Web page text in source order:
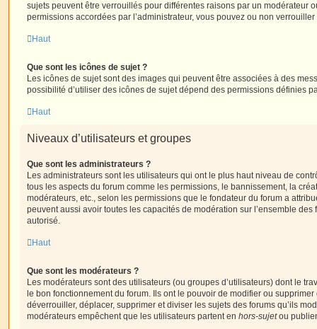
sujets peuvent être verrouillés pour différentes raisons par un modérateur
permissions accordées par l’administrateur, vous pouvez ou non
Haut
Que sont les icônes de sujet ?
Les icônes de sujet sont des images qui peuvent être associées à des
possibilité d’utiliser des icônes de sujet dépend des permissions définies
Haut
Niveaux d’utilisateurs et groupes
Que sont les administrateurs ?
Les administrateurs sont les utilisateurs qui ont le plus haut niveau de
tous les aspects du forum comme les permissions, le bannissement, la
modérateurs, etc., selon les permissions que le fondateur du forum a
peuvent aussi avoir toutes les capacités de modération sur l’ensemble
autorisé.
Haut
Que sont les modérateurs ?
Les modérateurs sont des utilisateurs (ou groupes d’utilisateurs) dont le
le bon fonctionnement du forum. Ils ont le pouvoir de modifier ou
déverrouiller, déplacer, supprimer et diviser les sujets des forums qu’ils
modérateurs empêchent que les utilisateurs partent en hors-sujetou